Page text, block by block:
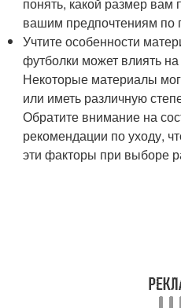
вашим предпочтениям по
Учтите особенности
футболки может влиять
Некоторые материалы
или иметь различную
Обратите внимание на
рекомендации по уходу,
эти факторы при выборе